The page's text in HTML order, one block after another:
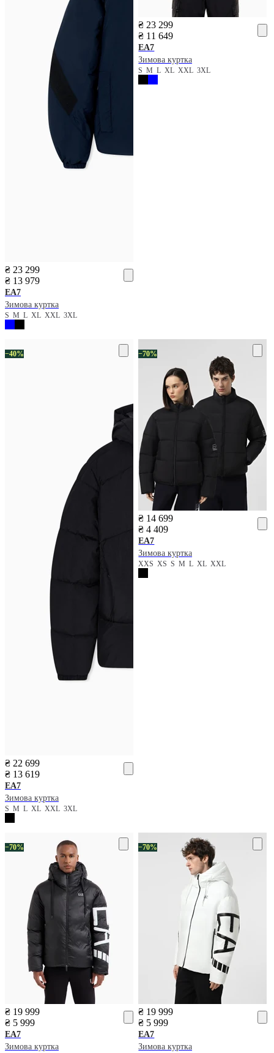
₴ 23 299
₴ 13 979
EA7
Зимова куртка
S M L XL XXL 3XL
₴ 23 299
₴ 11 649
EA7
Зимова куртка
SMLXLXXL3XL
−40%
₴ 22 699
₴ 13 619
EA7
Зимова куртка
S M L XL XXL 3XL
−70%
₴ 14 699
₴ 4 409
EA7
Зимова куртка
XXSXSSMLXLXXL
−70%
₴ 19 999
₴ 5 999
EA7
Зимова куртка
−70%
₴ 19 999
₴ 5 999
EA7
Зимова куртка